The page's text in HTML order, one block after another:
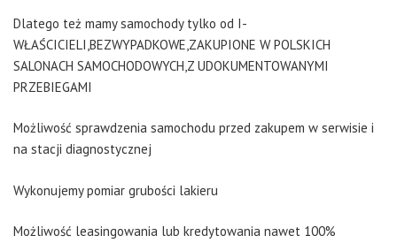
Dlatego też mamy samochody tylko od I-
WŁAŚCICIELI,BEZWYPADKOWE,ZAKUPIONE W POLSKICH
SALONACH SAMOCHODOWYCH,Z UDOKUMENTOWANYMI
PRZEBIEGAMI
Możliwość sprawdzenia samochodu przed zakupem w serwisie i
na stacji diagnostycznej
Wykonujemy pomiar grubości lakieru
Możliwość leasingowania lub kredytowania nawet 100%